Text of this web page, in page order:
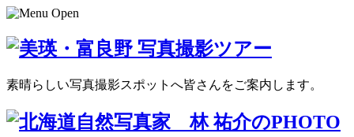
素晴らしい写真撮影スポットへ皆さんをご案内します。